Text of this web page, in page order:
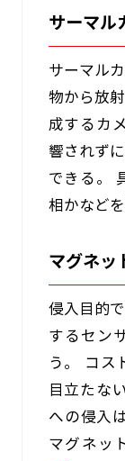
サーマル
サーマル
物から放
成するカ
響されず
できる。
相かなど
マグネッ
侵入目的
するセン
う。 コス
目立たな
への侵入
マグネッ